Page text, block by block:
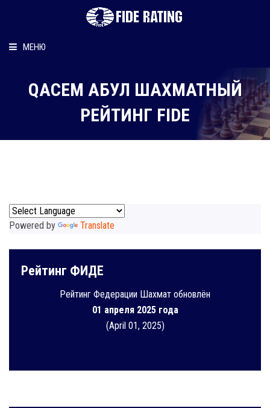
МЕНЮ
Рейтинг шахматиста
Персональный информер
QАСЕМ АБУЛ ШАХМАТНЫЙ
РЕЙТИНГ FIDE
Powered by Translate
Рейтинг ФИДЕ
Рейтинг Федерации Шахмат обновлён
01 апреля 2025 года
(April 01, 2025)